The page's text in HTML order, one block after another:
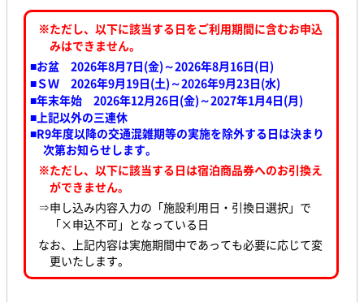
※ただし、以下に該当する日をご利用期間に含むお申込
みはできません。
■お盆 2026年8月7日(金)～2026年8月16日(日)
■ＳＷ 2026年9月19日(土)～2026年9月23日(水)
■年末年始 2026年12月26日(金)～2027年1月4日(月)
■上記以外の三連休
■R9年度以降の交通混雑期等の実施を除外する日は決まり
次第お知らせします。
※ただし、以下に該当する日は宿泊商品券へのお引換え
ができません。
⇒申し込み内容入力の「施設利用日・引換日選択」で
「×申込不可」となっている日
なお、上記内容は実施期間中であっても必要に応じて変
更いたします。